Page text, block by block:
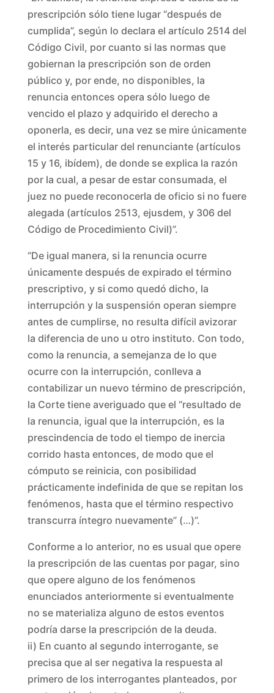
prescripción sólo tiene lugar “después de
cumplida”, según lo declara el artículo 2514 del
Código Civil, por cuanto si las normas que
gobiernan la prescripción son de orden
público y, por ende, no disponibles, la
renuncia entonces opera sólo luego de
vencido el plazo y adquirido el derecho a
oponerla, es decir, una vez se mire únicamente
el interés particular del renunciante (artículos
15 y 16, ibídem), de donde se explica la razón
por la cual, a pesar de estar consumada, el
juez no puede reconocerla de oficio si no fuere
alegada (artículos 2513, ejusdem, y 306 del
Código de Procedimiento Civil)”.
“De igual manera, si la renuncia ocurre
únicamente después de expirado el término
prescriptivo, y si como quedó dicho, la
interrupción y la suspensión operan siempre
antes de cumplirse, no resulta difícil avizorar
la diferencia de uno u otro instituto. Con todo,
como la renuncia, a semejanza de lo que
ocurre con la interrupción, conlleva a
contabilizar un nuevo término de prescripción,
la Corte tiene averiguado que el “resultado de
la renuncia, igual que la interrupción, es la
prescindencia de todo el tiempo de inercia
corrido hasta entonces, de modo que el
cómputo se reinicia, con posibilidad
prácticamente indefinida de que se repitan los
fenómenos, hasta que el término respectivo
transcurra íntegro nuevamente” (…)”.
Conforme a lo anterior, no es usual que opere
la prescripción de las cuentas por pagar, sino
que opere alguno de los fenómenos
enunciados anteriormente si eventualmente
no se materializa alguno de estos eventos
podría darse la prescripción de la deuda.
ii) En cuanto al segundo interrogante, se
precisa que al ser negativa la respuesta al
primero de los interrogantes planteados, por